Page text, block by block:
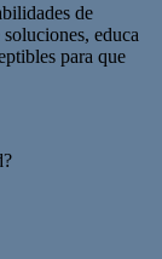
de
educa
para que